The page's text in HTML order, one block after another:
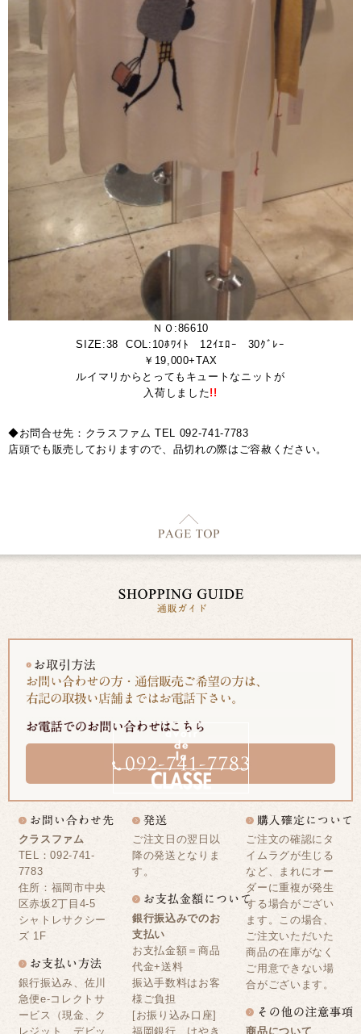
ＮＯ:86610
SIZE:38 COL:10ﾎﾜｲﾄ 12ｲｴﾛｰ 30ｸﾞﾚｰ
￥19,000+TAX
ルイマリからとってもキュートなニットが
入荷しました!!
◆お問合せ先：クラスファム TEL 092-741-7783
店頭でも販売しておりますので、品切れの際はご容赦ください。
クラスファム
TEL：092-741-
7783
住所：福岡市中央
区赤坂2丁目4-5
シャトレサクシー
ズ 1F
銀行振込み、佐川
急便e-コレクトサ
ービス（現金、ク
レジット、デビッ
ご注文日の翌日以
降の発送となりま
す。
銀行振込みでのお
支払い
お支払金額＝商品
代金+送料
振込手数料はお客
様ご負担
[お振り込み口座]
福岡銀行 けやき
ご注文の確認にタ
イムラグが生じる
など、まれにオー
ダーに重複が発生
する場合がござい
ます。この場合、
ご注文いただいた
商品の在庫がなく
ご用意できない場
合がございます。
商品について